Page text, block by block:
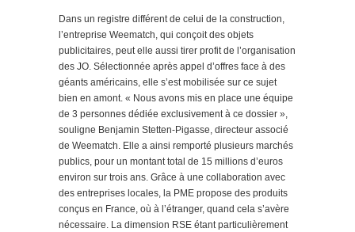
Dans un registre différent de celui de la construction,
l’entreprise Weematch, qui conçoit des objets
publicitaires, peut elle aussi tirer profit de l’organisation
des JO. Sélectionnée après appel d’offres face à des
géants américains, elle s’est mobilisée sur ce sujet
bien en amont. « Nous avons mis en place une équipe
de 3 personnes dédiée exclusivement à ce dossier »,
souligne Benjamin Stetten-Pigasse, directeur associé
de Weematch. Elle a ainsi remporté plusieurs marchés
publics, pour un montant total de 15 millions d’euros
environ sur trois ans. Grâce à une collaboration avec
des entreprises locales, la PME propose des produits
conçus en France, où à l’étranger, quand cela s’avère
nécessaire. La dimension RSE étant particulièrement